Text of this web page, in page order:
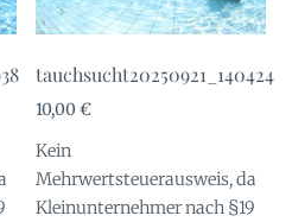
tauchsucht20250921_140424
10,00€
Kein
Mehrwertsteuerausweis, da
Kleinunternehmer nach §19